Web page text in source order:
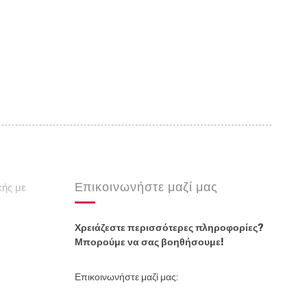
με
Επικοινωνήστε μαζί μας
Χρειάζεστε περισσότερες πληροφορίες?
Μπορούμε να σας βοηθήσουμε!
Επικοινωνήστε μαζί μας: